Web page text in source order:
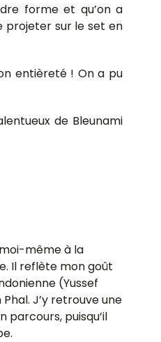
forme et qu’on a
projeter sur le set en
entièreté ! On a pu
de Bleunami
même à la
Il reflète mon goût
(Yussef
J’y retrouve une
puisqu’il